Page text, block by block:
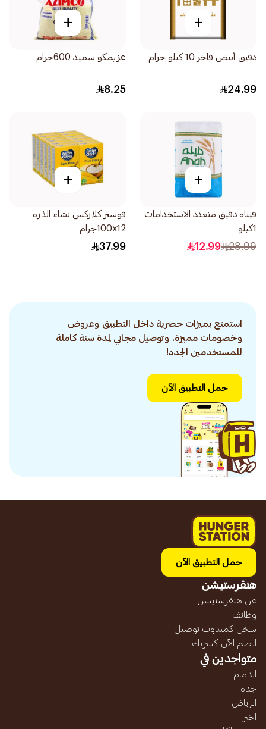
+
دقيق أبيض فاخر 10 كيلو جرام
24.99
+
عزيمكو سميد 600جرام
8.25
+
فيناه دقيق متعدد الاستخدامات
1كيلو
28.99
12.99
+
فوستر كلاركس نشاء الذرة
100x12جرام
37.99
استمتع بميزات حصرية داخل التطبيق وعروض
وخصومات مميزة. وتوصيل مجاني لمدة سنة كاملة
للمستخدمين الجدد!
حمل التطبيق الآن
حمل التطبيق الآن
هنقرستيشن
عن هنقرستيشن
وظائف
سجّل كمندوب توصيل
انضم الآن كشريك
متواجدين في
الدمام
جده
الرياض
الخبر